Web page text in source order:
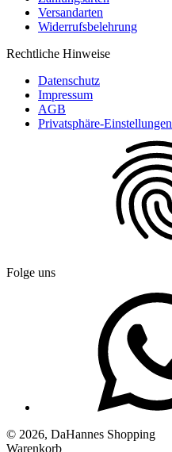
Versandarten
Widerrufsbelehrung
Rechtliche Hinweise
Datenschutz
Impressum
AGB
Privatsphäre-Einstellungen
Folge uns
© 2026, DaHannes Shopping
Warenkorb